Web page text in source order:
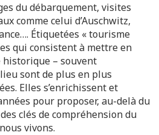
du débarquement, visites
comme celui d’Auschwitz,
Étiquetées « tourisme
qui consistent à mettre en
– souvent
sont de plus en plus
Elles s’enrichissent et
pour proposer, au-delà du
clés de compréhension du
vivons.